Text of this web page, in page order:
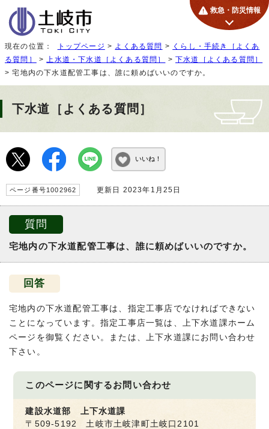
救急・防災情報
現在の位置： トップページ > よくある質問 > くらし・手続き［よくあ
る質問］
>上水道・下水道［よくある質問］ >下水道［よくある質問］
> 宅地内の下水道配管工事は、誰に頼めばいいのですか。
下水道［よくある質問］
いいね！
ページ番号1002962 更新日 2023年1月25日
質問
宅地内の下水道配管工事は、誰に頼めばいいのですか。
回答
宅地内の下水道配管工事は、指定工事店でなければできない
ことになっています。指定工事店一覧は、上下水道課ホーム
ページを御覧ください。または、上下水道課にお問い合わせ
下さい。
このページに関するお問い合わせ
建設水道部 上下水道課
〒509-5192 土岐市土岐津町土岐口2101